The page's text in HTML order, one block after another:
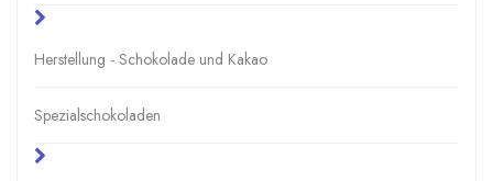
Herstellung - Schokolade und Kakao
Spezialschokoladen